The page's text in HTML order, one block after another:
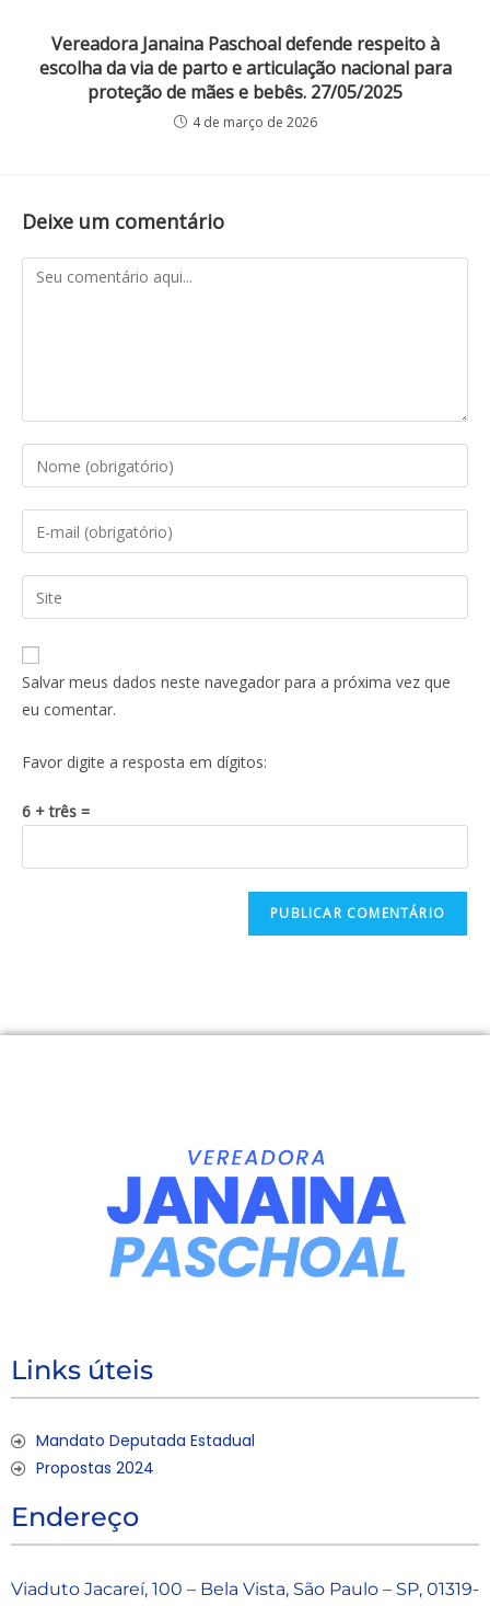
Vereadora Janaina Paschoal defende respeito à
escolha da via de parto e articulação nacional para
proteção de mães e bebês. 27/05/2025
4 de março de 2026
Deixe um comentário
Salvar meus dados neste navegador para a próxima vez que
eu comentar.
Favor digite a resposta em dígitos:
6 + três =
Links úteis
Mandato Deputada Estadual
Propostas 2024
Endereço
Viaduto Jacareí, 100 – Bela Vista, São Paulo – SP, 01319-